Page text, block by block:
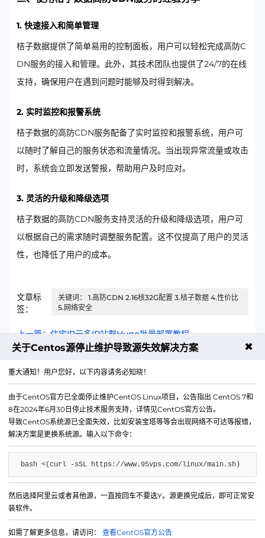
1. 快速接入和简单管理
桔子数据提供了简单易用的控制面板，用户可以轻松完成高防C
DN服务的接入和管理。此外，其技术团队也提供了24/7的在线
支持，确保用户在遇到问题时能够及时得到解决。
2. 实时监控和报警系统
桔子数据的高防CDN服务配备了实时监控和报警系统，用户可
以随时了解自己的服务状态和流量情况。当出现异常流量或攻击
时，系统会立即发送警报，帮助用户及时应对。
3. 灵活的升级和降级选项
桔子数据的高防CDN服务支持灵活的升级和降级选项，用户可
以根据自己的需求随时调整服务配置。这不仅提高了用户的灵活
性，也降低了用户的成本。
文章标
签：
关键词： 1.高防CDN 2.16核32G配置 3.桔子数据 4.性价比
5.网络安全
上一篇：住宅IP云多IP站群Hugo批量部署教程
微信公众号
IDC/ISP证号 B1-20214840
关于Centos源停止维护导致源失效解决方案 ✖
重大通知！用户您好，以下内容请务必知晓！
由于CentOS官方已全面停止维护CentOS Linux项目，公告指出 CentOS 7和
8在2024年6月30日停止技术服务支持，详情见CentOS官方公告。
导致CentOS系统源已全面失效，比如安装宝塔等等会出现网络不可达等报错，
解决方案是更换系统源。输入以下命令：
bash <(curl -sSL https://www.95vps.com/linux/main.sh)
然后选择阿里云或者其他源，一直按回车不要选Y。源更换完成后，即可正常安
装软件。
如需了解更多信息，请访问： 查看CentOS官方公告